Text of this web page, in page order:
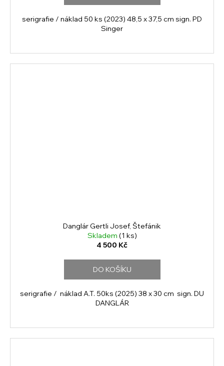
serigrafie / náklad 50 ks (2023) 48,5 x 37,5 cm sign. PD
Singer
Danglár Gertli Josef, Štefánik
Skladem (1 ks)
4 500 Kč
DO KOŠÍKU
serigrafie / náklad A.T. 50ks (2025) 38 x 30 cm sign. DU
DANGLÁR